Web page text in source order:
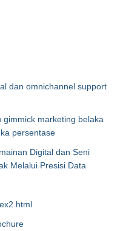
dan omnichannel support
marketing belaka
persentase
Digital dan Seni
Melalui Presisi Data